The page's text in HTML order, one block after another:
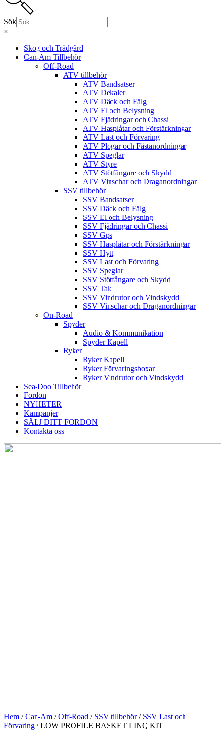
Sök
×
Skog och Trädgård
Can-Am Tillbehör
Off-Road
ATV tillbehör
ATV Bandsatser
ATV Dekaler
ATV Däck och Fälg
ATV El och Belysning
ATV Fjädringar och Chassi
ATV Hasplåtar och Förstärkningar
ATV Last och Förvaring
ATV Plogar och Fästanordningar
ATV Speglar
ATV Styre
ATV Stötfångare och Skydd
ATV Vinschar och Draganordningar
SSV tillbehör
SSV Bandsatser
SSV Däck och Fälg
SSV El och Belysning
SSV Fjädringar och Chassi
SSV Gps
SSV Hasplåtar och Förstärkningar
SSV Hytt
SSV Last och Förvaring
SSV Speglar
SSV Stötfångare och Skydd
SSV Tak
SSV Vindrutor och Vindskydd
SSV Vinschar och Draganordningar
On-Road
Spyder
Audio & Kommunikation
Spyder Kapell
Ryker
Ryker Kapell
Ryker Förvaringsboxar
Ryker Vindrutor och Vindskydd
Sea-Doo Tillbehör
Fordon
NYHETER
Kampanjer
SÄLJ DITT FORDON
Kontakta oss
Hem /Can-Am /Off-Road / SSV tillbehör/ SSV Last och
Förvaring / LOW PROFILE BASKET LINQ KIT